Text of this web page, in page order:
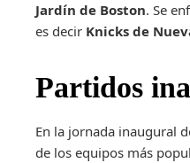
Jardín de Boston. Se
es decir Knicks de
Partidos
En la jornada inaugural
de los equipos más